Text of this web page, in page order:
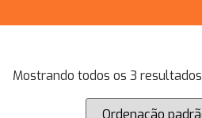
Mostrando todos os 3 resultados